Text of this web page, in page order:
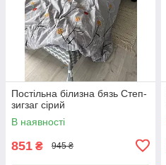
Постільна білизна бязь Степ-
зигзаг сірий
В наявності
851 ₴ 945 ₴